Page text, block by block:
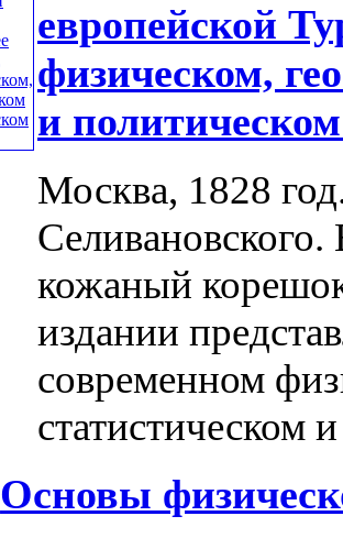
европейской
физическом,
и
Москва, 1828
Селивановского.
кожаный
издании
современном
статистическом
Основы